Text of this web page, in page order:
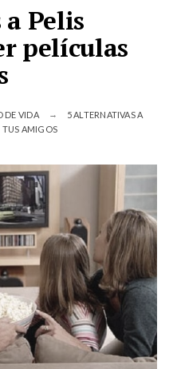
Pelis
películas
DE VIDA
5 ALTERNATIVAS A
TUS AMIGOS